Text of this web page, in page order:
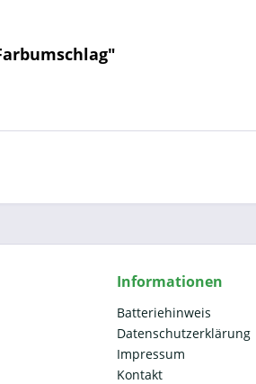
Informationen
Batteriehinweis
Datenschutzerklärung
Impressum
Kontakt